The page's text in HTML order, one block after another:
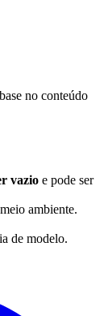
no conteúdo
vazio e pode ser
ambiente.
de modelo.